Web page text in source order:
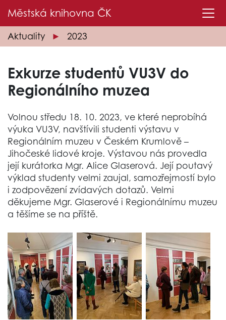
Městská knihovna ČK
Aktuality 2023
Exkurze studentů VU3V do
Regionálního muzea
Volnou středu 18. 10. 2023, ve které neprobíhá
výuka VU3V, navštívili studenti výstavu v
Regionálním muzeu v Českém Krumlově –
Jihočeské lidové kroje. Výstavou nás provedla
její kurátorka Mgr. Alice Glaserová. Její poutavý
výklad studenty velmi zaujal, samozřejmostí bylo
i zodpovězení zvídavých dotazů. Velmi
děkujeme Mgr. Glaserové i Regionálnímu muzeu
a těšíme se na příště.